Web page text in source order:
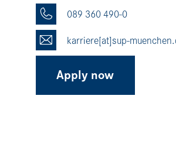
089 360 490-0
karriere[at]sup-
Apply now